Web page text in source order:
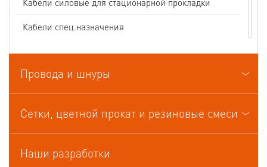
Кабели силовые для стационарной прокладки
Кабели спец.назначения
Кабели судовые
Кабели термоэлектродные
Провода и шнуры
Сетки, цветной прокат и резиновые смеси
Наши разработки